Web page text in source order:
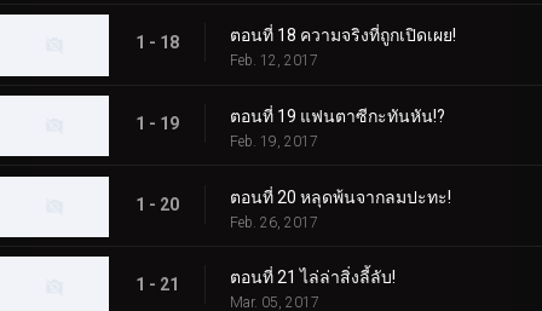
1 - 18 ตอนที่ 18 ความจริงที่ถูกเปิดเผย!
Feb. 12, 2017
1 - 19 ตอนที่ 19 แฟนตาซีกะทันหัน!?
Feb. 19, 2017
1 - 20 ตอนที่ 20 หลุดพ้นจากลมปะทะ!
Feb. 26, 2017
1 - 21 ตอนที่ 21 ไล่ล่าสิ่งลี้ลับ!
Mar. 05, 2017